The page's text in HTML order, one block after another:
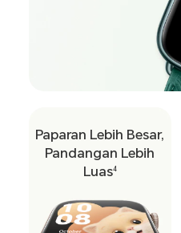
Paparan Lebih Besar,
Pandangan Lebih
Luas4